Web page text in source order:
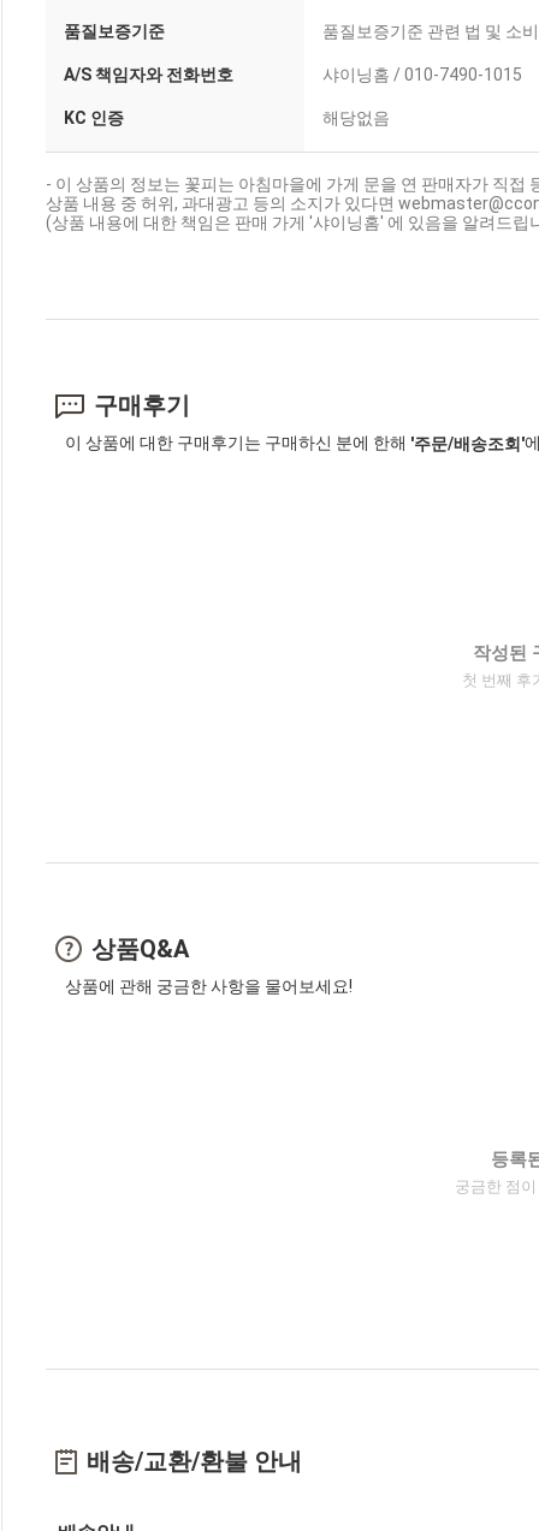
품질보증기준 품질보증기준 관련 법 및 소
A/S 책임자와 전화번호 샤이닝홈 / 010-7490-1015
KC 인증 해당없음
- 이 상품의 정보는 꽃피는 아침마을에 가게 문을 연 판매자가 직접
상품 내용 중 허위, 과대광고 등의 소지가 있다면
(상품 내용에 대한 책임은 판매 가게 '샤이닝홈' 에 있음을 알려드립
구매후기
이 상품에 대한 구매후기는 구매하신 분에 한해 '주문/배송조회'
작성된
첫 번째 후
상품Q&A
상품에 관해 궁금한 사항을 물어보세요!
등록
궁금한 점
배송/교환/환불 안내